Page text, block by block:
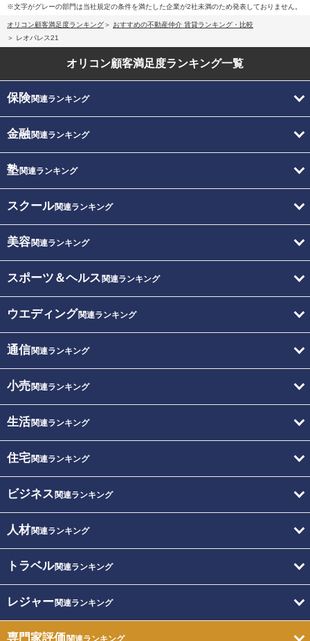
※文字がグレーの部門は当社規定の条件を満たした企業が2社未満のため発表しておりません。
オリコン顧客満足度ランキング
おすすめの不動産仲介 賃貸ランキング・比較
レオパレス21
オリコン顧客満足度ランキング一覧
保険関連ランキング
金融関連ランキング
塾関連ランキング
スクール関連ランキング
美容関連ランキング
スポーツ＆ヘルス 関連ランキング
ウエディング関連ランキング
通信関連ランキング
小売関連ランキング
生活関連ランキング
住宅関連ランキング
ビジネス 関連ランキング
人材関連ランキング
トラベル関連ランキング
レジャー関連ランキング
専門家評価関連ランキング